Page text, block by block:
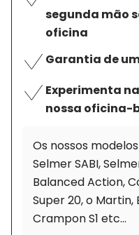
segunda mão
oficina
Garantia de
Experimenta
nossa oficina-
Os nossos
Selmer SABI,
Balanced Action,
Super 20, o Martin,
Crampon S1 etc...